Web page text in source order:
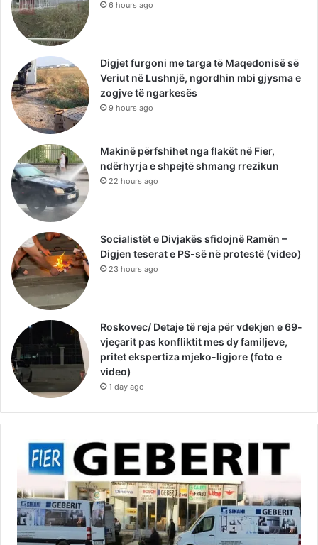
6 hours ago
Digjet furgoni me targa të Maqedonisë së
Veriut në Lushnjë, ngordhin mbi gjysma e
zogjve të ngarkesës
9 hours ago
Makinë përfshihet nga flakët në Fier,
ndërhyrja e shpejtë shmang rrezikun
22 hours ago
Socialistët e Divjakës sfidojnë Ramën –
Digjen teserat e PS-së në protestë (video)
23 hours ago
Roskovec/ Detaje të reja për vdekjen e 69-
vjeçarit pas konfliktit mes dy familjeve,
pritet ekspertiza mjeko-ligjore (foto e
video)
1 day ago